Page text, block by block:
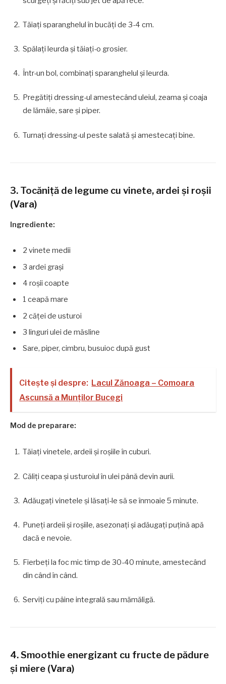
Tăiați sparanghelul în bucăți de 3-4 cm.
Spălați leurda și tăiați-o grosier.
Într-un bol, combinați sparanghelul și leurda.
Pregătiți dressing-ul amestecând uleiul, zeama și coaja
de lămâie, sare și piper.
Turnați dressing-ul peste salată și amestecați bine.
3. Tocăniță de legume cu vinete, ardei și roșii
(Vara)
Ingrediente:
2 vinete medii
3 ardei grași
4 roșii coapte
1 ceapă mare
2 căței de usturoi
3 linguri ulei de măsline
Sare, piper, cimbru, busuioc după gust
Citește și despre: Lacul Zănoaga – Comoara
Ascunsă a Munților Bucegi
Mod de preparare:
Tăiați vinetele, ardeii și roșiile în cuburi.
Căliți ceapa și usturoiul în ulei până devin aurii.
Adăugați vinetele și lăsați-le să se înmoaie 5 minute.
Puneți ardeii și roșiile, asezonați și adăugați puțină apă
dacă e nevoie.
Fierbeți la foc mic timp de 30-40 minute, amestecând
din când în când.
Serviți cu pâine integrală sau mămăligă.
4. Smoothie energizant cu fructe de pădure
și miere (Vara)